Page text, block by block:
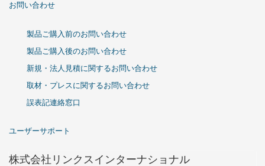
お問い合わせ
製品ご購入前のお問い合わせ
製品ご購入後のお問い合わせ
新規・法人見積に関するお問い合わせ
取材・プレスに関するお問い合わせ
誤表記連絡窓口
ユーザーサポート
株式会社リンクスインターナショナル